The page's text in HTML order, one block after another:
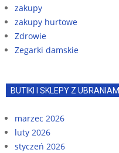
zakupy
zakupy hurtowe
Zdrowie
Zegarki damskie
BUTIKI I SKLEPY Z UBRANIAMI
marzec 2026
luty 2026
styczeń 2026